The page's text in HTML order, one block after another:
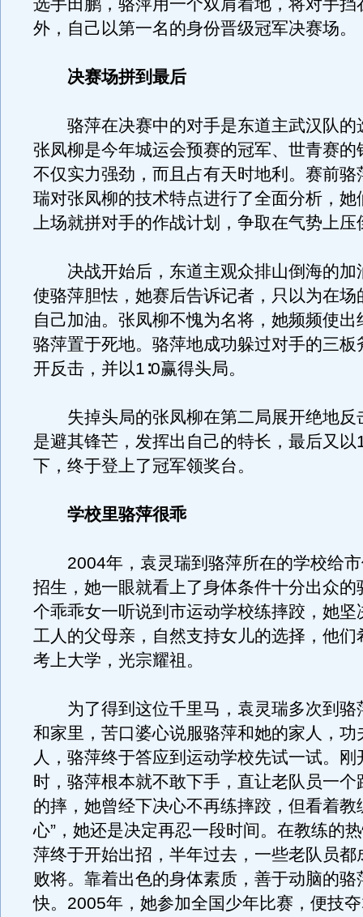
选手田鹏，骆萍用一个双肩着地，将对手挡
外，自己以第一名的身份晋级冠军决赛场。
决赛场拼到最后
骆萍在决赛中的对手是东道主武汉队的
张凤柳是今年城运会预赛的冠军、世青赛的
不仅实力强劲，而且占有天时地利。赛前骆
瑞对张凤柳的技术特点进行了全面分析，她
上场就拼对手的作战计划，争取在气势上压
决战开始后，东道主观众排山倒海的加
使骆萍胆怯，她赛后告诉记者，只以为在场
自己加油。张凤柳不愧为名将，她频频使出
骆萍置于死地。骆萍地成功躲过对手的三板
开反击，并以1∶0赢得头局。
失掉头局的张凤柳在第二局展开绝地反
是避其锋芒，发挥出自己的特长，最后又以
下，终于登上了冠军领奖台。
学校里骆萍很乖
2004年，袁灵瑞到骆萍所在的学校给市
招生，她一眼就看上了身体条件十分出众的
个乖乖女一听说到市运动学校练摔跤，她坚
工人的父母亲，自然支持女儿的选择，他们
考上大学，光宗耀祖。
为了得到这位千里马，袁灵瑞多次到骆
和家里，苦口婆心说服骆萍和她的家人，功
人，骆萍终于答应到运动学校先试一试。刚
时，骆萍根本就不敢下手，直让老队员一个
的摔，她曾经下决心不再练摔跤，但看着教
心”，她还是决定再忍一段时间。在教练的
萍终于开始出招，半年过去，一些老队员都
败将。靠着出色的身体素质，善于动脑的骆
快。2005年，她参加全国少年比赛，便技